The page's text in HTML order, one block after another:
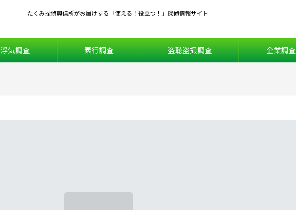
たくみ探偵興信所がお届けする「使える！役立つ！」探偵情報サイト
浮気調査 素行調査 盗聴盗撮調査 企業調査